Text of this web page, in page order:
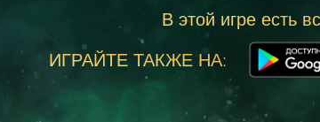
В этой игре есть
ИГРАЙТЕ ТАКЖЕ НА: